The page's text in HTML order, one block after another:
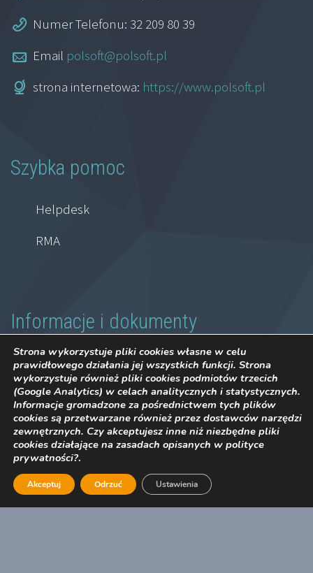
Numer Telefonu: 32 209 80 39
Email polsoft@polsoft.pl
strona internetowa: https://www.polsoft.pl
Szybka pomoc
Helpdesk
RMA
Informacje i dokumenty
Regulamin sprzedaży
Polityka prywatności
Formularz GPSR Polsoft
Formularz odstąpienia od umowy Polsoft
Formularz reklamacyjny Polsoft
Strona wykorzystuje pliki cookies własne w celu
prawidłowego działania jej wszystkich funkcji. Strona
wykorzystuje również pliki cookies podmiotów trzecich
(Google Analytics) w celach analitycznych i statystycznych.
Informacje gromadzone za pośrednictwem tych plików
cookies są przetwarzane również przez dostawców narzędzi
zewnętrznych. Czy akceptujesz inne niż niezbędne pliki
cookies działające na zasadach opisanych w polityce
prywatności?.
Akceptuj Odrzuć Ustawienia